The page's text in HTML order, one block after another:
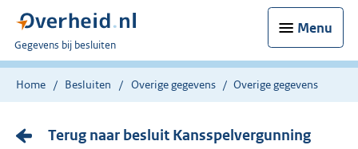
Menu
U
bent
nu
Gegevens bij besluiten
Home Besluiten Overige gegevens Overige gegevens
Terug naar besluit Kansspelvergunning